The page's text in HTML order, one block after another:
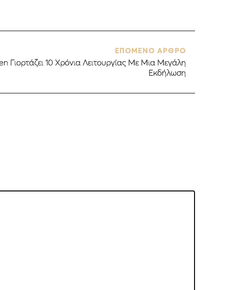
ΕΠΟΜΕΝΟ ΑΡΘΡΟ
Γιορτάζει 10 Χρόνια Λειτουργίας Με Μια Μεγάλη
Εκδήλωση